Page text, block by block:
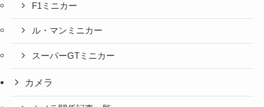
F1ミニカー
ル・マンミニカー
スーパーGTミニカー
カメラ